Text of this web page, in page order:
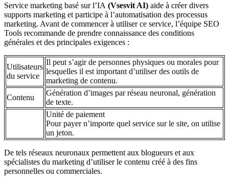
Service marketing basé sur l’IA (Vsesvit AI) aide à créer divers
supports marketing et participe à l’automatisation des processus
marketing. Avant de commencer à utiliser ce service, l’équipe SEO
Tools recommande de prendre connaissance des conditions
générales et des principales exigences :
Utilisateurs
du service
Il peut s’agir de personnes physiques ou morales pour
lesquelles il est important d’utiliser des outils de
marketing de contenu.
Contenu
Génération d’images par réseau neuronal, génération
de texte.
Unité de paiement
Pour payer n’importe quel service sur le site, on utilise
un jeton.
De tels réseaux neuronaux permettent aux blogueurs et aux
spécialistes du marketing d’utiliser le contenu créé à des fins
personnelles ou commerciales.